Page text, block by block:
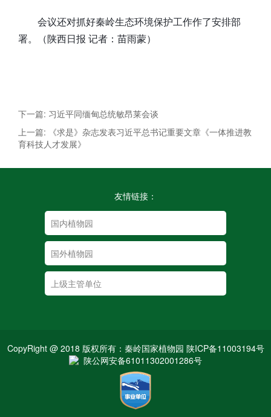
会议还对抓好秦岭生态环境保护工作作了安排部
署。（陕西日报 记者：苗雨蒙）
下一篇: 习近平同缅甸总统敏昂莱会谈
上一篇: 《求是》杂志发表习近平总书记重要文章《一体推进教
育科技人才发展》
友情链接：
CopyRight @ 2018 版权所有：秦岭国家植物园 陕ICP备11003194号
陕公网安备61011302001286号